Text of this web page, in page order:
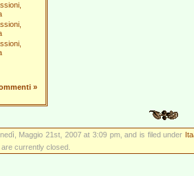
»
Maggio 21st, 2007 at 3:09 pm, and is filed under
currently closed.